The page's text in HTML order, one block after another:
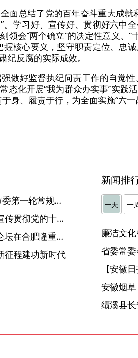
面总结了党的百年奋斗重大成
学习好、宣传好、贯彻好六中
会“两个确立”的决定性意义、“
核心要义，坚守职责定位、忠
纪反腐的实际成效。
做好监督执纪问责工作的自觉
态化开展“我为群众办实事”实践
身、履责于行，为全面实施“六
马鞍山：涉粮问题专项巡察暨十届市委第一轮常规巡察动员部署会召开
省委常委会召开会议 研究部署学习宣传贯彻党的十九届六中全会精神
2021世界制造业大会开幕式暨主旨论坛在合肥隆重举行
征程建功新时代
新闻排
一天 一
廉洁文
【安徽
安徽烟